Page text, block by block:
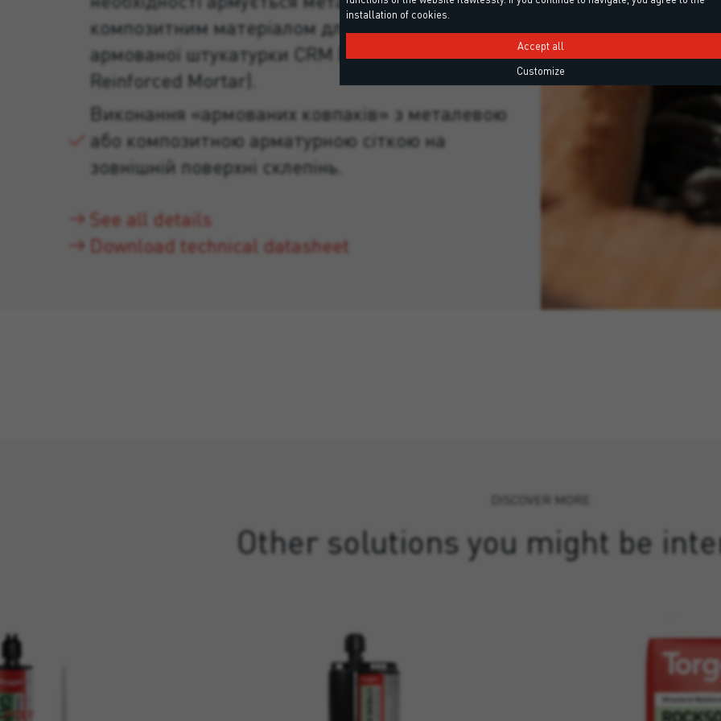
композитним матеріалом для створення
армованої штукатурки CRM (Composite
Reinforced Mortar).
Виконання «армованих ковпаків» з металевою
або композитною арматурною сіткою на
зовнішній поверхні склепінь.
See all details
Download technical datasheet
DISCOVER MORE
Other solutions you might be
POLY
installation of cookies.
Accept all
Customize